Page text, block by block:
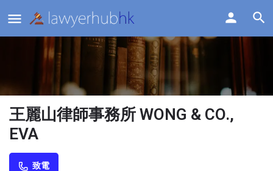
王麗山律師事務所 WONG & CO.,
EVA
致電